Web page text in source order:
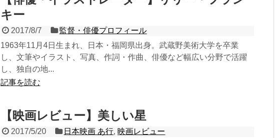
キー
2017/8/7
監督・俳優プロフィール
1963年11月4日生まれ、日本・福岡県出身。武蔵野美術大学を卒業
し、文筆やイラスト、写真、作詞・作曲、俳優など幅広い分野で活躍
し、独自の地...
記事を読む
【映画レビュー】美しい星
2017/5/20 日本映画 あ行, 映画レビュー